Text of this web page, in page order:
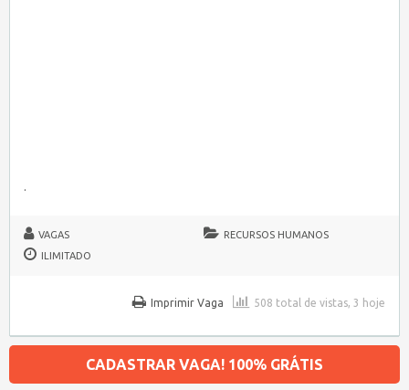
.
VAGAS
RECURSOS HUMANOS
ILIMITADO
508 total de vistas, 3 hoje
Imprimir Vaga
CADASTRAR VAGA! 100% GRÁTIS